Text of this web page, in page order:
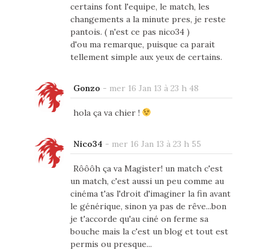
certains font l'equipe, le match, les
changements a la minute pres, je reste
pantois. ( n'est ce pas nico34 )
d'ou ma remarque, puisque ca parait
tellement simple aux yeux de certains.
Gonzo - mer 16 Jan 13 à 23 h 48
hola ça va chier !
Nico34 - mer 16 Jan 13 à 23 h 55
Rôôôh ça va Magister! un match c'est
un match, c'est aussi un peu comme au
cinéma t'as l'droit d'imaginer la fin avant
le générique, sinon ya pas de rêve...bon
je t'accorde qu'au ciné on ferme sa
bouche mais la c'est un blog et tout est
permis ou presque...